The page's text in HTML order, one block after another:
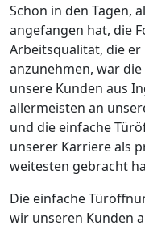
Schon in den Tagen,
angefangen hat, die
Arbeitsqualität, die
anzunehmen, war
unsere Kunden aus
allermeisten an
und die einfache
unserer Karriere als
weitesten gebracht
Die einfache
wir unseren Kunden